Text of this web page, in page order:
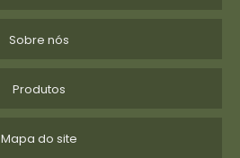
Sobre nós
Produtos
Mapa do site